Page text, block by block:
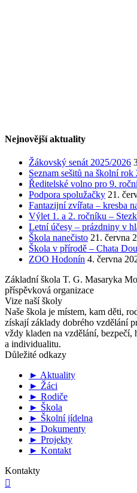
Nejnovější aktuality
Žákovský senát 2025/2026
Seznam sešitů na školní rok
Ředitelské volno pro 9.
Podpora spolužačky 21.
Fantazijní zvířata – kresba
Výlet 1. a 2. ročníku –
Letní účesy – prázdniny v
Škola nanečisto 21. června
Škola v přírodě – Chata
ZOO Hodonín 4. června
Základní škola T. G. Masaryka
příspěvková organizace
Vize naší školy
Naše škola je místem, kam děti,
získají základy dobrého vzdělání
vždy kladen na vzdělání, bezpečí,
a individualitu.
Důležité odkazy
► Aktuality
► Žáci
► Rodiče
► Škola
► Školní jídelna
► Dokumenty
► Projekty
► Kontakt
Kontakty
